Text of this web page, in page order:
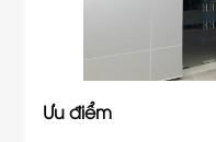
Ưu điểm